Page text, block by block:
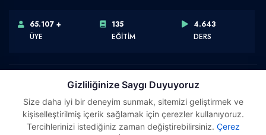
65.107 +
ÜYE
135
EĞİTİM
4.643
DERS
Telif Hakkı © 2026 Vidoport, Inc.
Software,Design & Development:Webimonline
Gizliliğinize Saygı Duyuyoruz
Size daha iyi bir deneyim sunmak, sitemizi geliştirmek ve
kişiselleştirilmiş içerik sağlamak için çerezler kullanıyoruz.
Tercihlerinizi istediğiniz zaman değiştirebilirsiniz. Çerez